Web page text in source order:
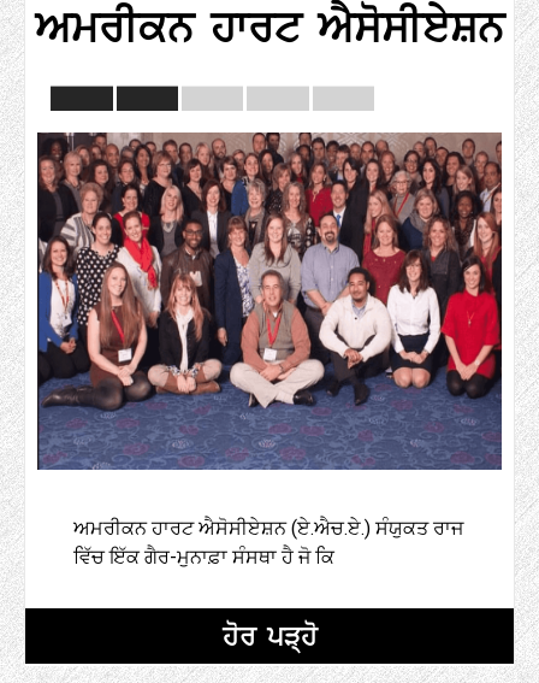
ਅਮਰੀਕਨ ਹਾਰਟ ਐਸੋਸੀਏਸ਼ਨ
ਅਮਰੀਕਨ ਹਾਰਟ ਐਸੋਸੀਏਸ਼ਨ (ਏ.ਐਚ.ਏ.) ਸੰਯੁਕਤ ਰਾਜ
ਵਿੱਚ ਇੱਕ ਗੈਰ-ਮੁਨਾਫ਼ਾ ਸੰਸਥਾ ਹੈ ਜੋ ਕਿ
ਹੋਰ ਪੜ੍ਹੋ